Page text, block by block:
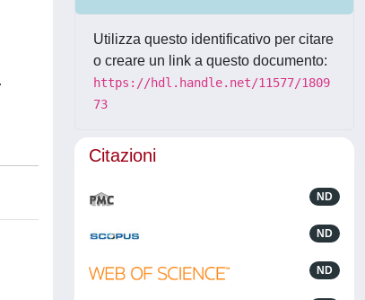
Utilizza questo identificativo per citare
o creare un link a questo documento:
https://hdl.handle.net/11577/1809
73
Citazioni
ND
ND
ND